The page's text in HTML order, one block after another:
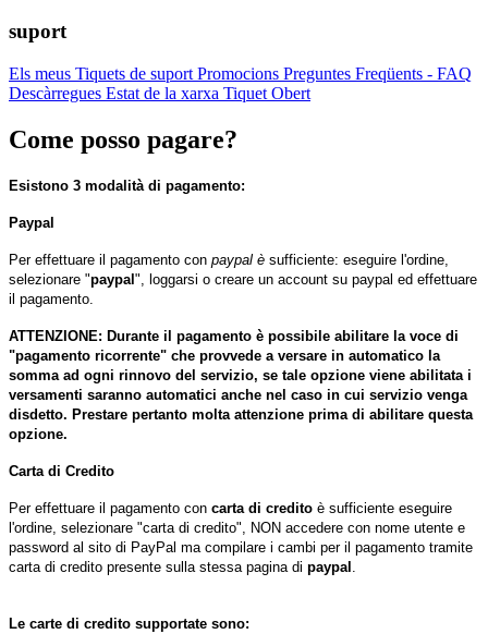
suport
Els meus Tiquets de suport Promocions Preguntes Freqüents - FAQ
Descàrregues Estat de la xarxa Tiquet Obert
Come posso pagare?
Esistono 3 modalità di pagamento:
Paypal
Per effettuare il pagamento con paypal è sufficiente: eseguire l'ordine,
selezionare "paypal ", loggarsi o creare un account su paypal ed effettuare
il pagamento.
ATTENZIONE: Durante il pagamento è possibile abilitare la voce di
"pagamento ricorrente" che provvede a versare in automatico la
somma ad ogni rinnovo del servizio, se tale opzione viene abilitata i
versamenti saranno automatici anche nel caso in cui servizio venga
disdetto. Prestare pertanto molta attenzione prima di abilitare questa
opzione.
Carta di Credito
Per effettuare il pagamento con carta di credito è sufficiente eseguire
l'ordine, selezionare "carta di credito", NON accedere con nome utente e
password al sito di PayPal ma compilare i cambi per il pagamento tramite
carta di credito presente sulla stessa pagina di paypal .
Le carte di credito supportate sono: